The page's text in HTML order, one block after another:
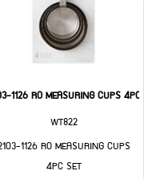
1126 RO MEASURING CUPS 4PC SET
WT822
1126 RO MEASURING CUPS
4PC SET